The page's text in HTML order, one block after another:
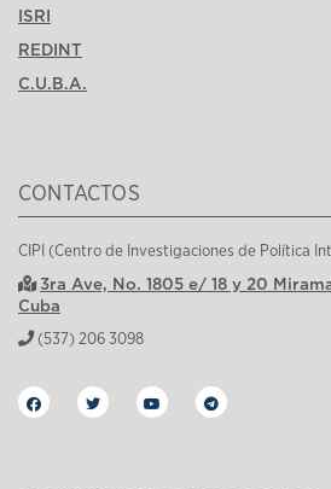
ISRI
REDINT
C.U.B.A.
CONTACTOS
CIPI (Centro de Investigaciones de Política
3ra Ave, No. 1805 e/ 18 y 20
Cuba
(537) 206 3098